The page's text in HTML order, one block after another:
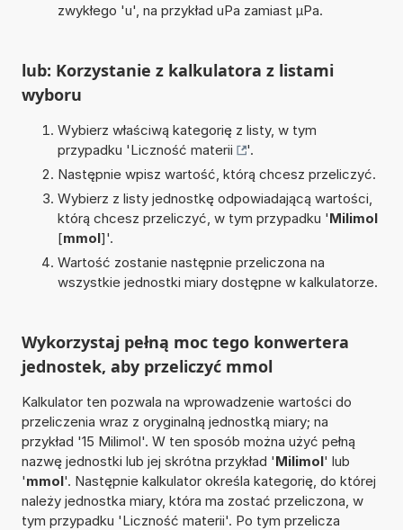
zwykłego 'u', na przykład uPa zamiast µPa.
lub: Korzystanie z kalkulatora z listami
wyboru
Wybierz właściwą kategorię z listy, w tym
przypadku 'Liczność materii
'.
Następnie wpisz wartość, którą chcesz przeliczyć.
Wybierz z listy jednostkę odpowiadającą wartości,
którą chcesz przeliczyć, w tym przypadku 'Milimol
[mmol]'.
Wartość zostanie następnie przeliczona na
wszystkie jednostki miary dostępne w kalkulatorze.
Wykorzystaj pełną moc tego konwertera
jednostek, aby przeliczyć mmol
Kalkulator ten pozwala na wprowadzenie wartości do
przeliczenia wraz z oryginalną jednostką miary; na
przykład '15 Milimol'. W ten sposób można użyć pełną
nazwę jednostki lub jej skrótna przykład 'Milimol' lub
'mmol'. Następnie kalkulator określa kategorię, do której
należy jednostka miary, która ma zostać przeliczona, w
tym przypadku 'Liczność materii'. Po tym przelicza